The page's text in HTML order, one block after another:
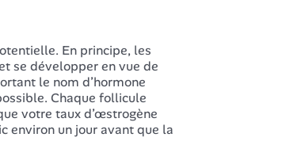
En principe, les
se développer en vue de
le nom d’hormone
Chaque follicule
votre taux d’œstrogène
environ un jour avant que la